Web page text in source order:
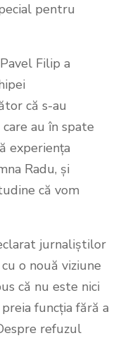
pentru
Filip a
că s-au
au în spate
experiența
Radu, și
că vom
jurnaliștilor
o nouă viziune
că nu este nici
funcția fără a
refuzul